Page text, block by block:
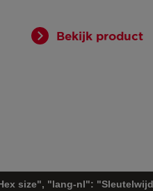
Bekijk product
size", "lang-nl":